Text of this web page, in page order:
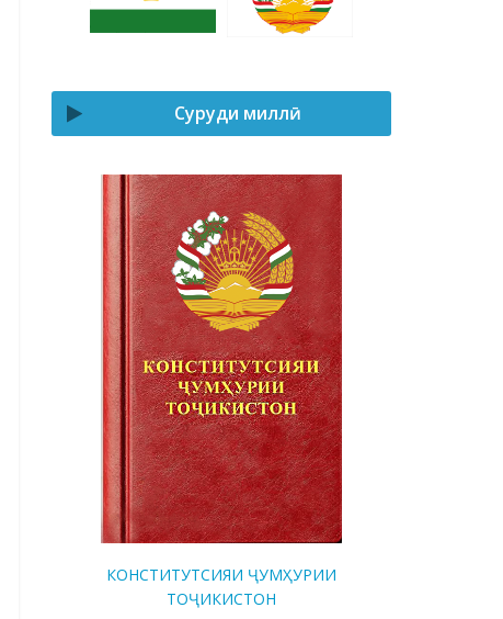
Суруди миллӣ
КОНСТИТУТСИЯИ ҶУМҲУРИИ
ТОҶИКИСТОН